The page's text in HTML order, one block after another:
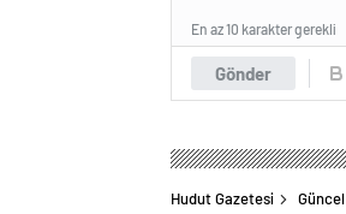
Gönder
En az 10 karakter gerekli
Hudut Gazetesi Güncel